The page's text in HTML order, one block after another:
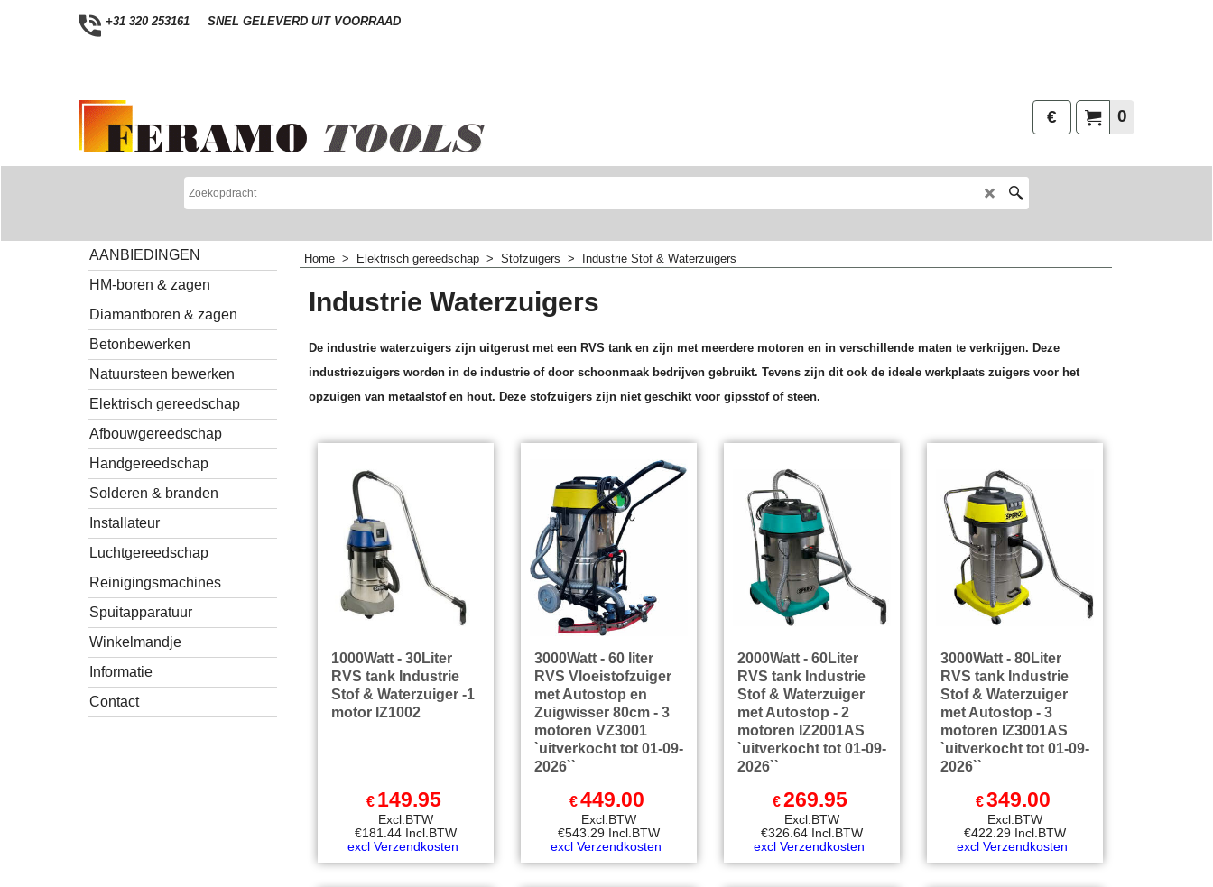
+31 320 253161 SNEL GELEVERD UIT VOORRAAD
0
€
AANBIEDINGEN
HM-boren & zagen
Diamantboren & zagen
Betonbewerken
Natuursteen bewerken
Elektrisch gereedschap
Afbouwgereedschap
Handgereedschap
Solderen & branden
Installateur
Luchtgereedschap
Reinigingsmachines
Spuitapparatuur
Winkelmandje
Informatie
Contact
Home > Elektrisch gereedschap > Stofzuigers > Industrie Stof & Waterzuigers
Industrie Waterzuigers
De industrie waterzuigers zijn uitgerust met een RVS tank en zijn met meerdere motoren en in verschillende maten te verkrijgen. Deze
industriezuigers worden in de industrie of door schoonmaak bedrijven gebruikt. Tevens zijn dit ook de ideale werkplaats zuigers voor het
opzuigen van metaalstof en hout. Deze stofzuigers zijn niet geschikt voor gipsstof of steen.
1000Watt - 30Liter
RVS tank Industrie
Stof & Waterzuiger -1
motor IZ1002
€ 149.95
Excl.BTW
€181.44 Incl.BTW
excl Verzendkosten
3000Watt - 60 liter
RVS Vloeistofzuiger
met Autostop en
Zuigwisser 80cm - 3
motoren VZ3001
`uitverkocht tot 01-09-
2026``
€449.00
Excl.BTW
€543.29 Incl.BTW
excl Verzendkosten
2000Watt - 60Liter
RVS tank Industrie
Stof & Waterzuiger
met Autostop - 2
motoren IZ2001AS
`uitverkocht tot 01-09-
2026``
€269.95
Excl.BTW
€326.64 Incl.BTW
excl Verzendkosten
3000Watt - 80Liter
RVS tank Industrie
Stof & Waterzuiger
met Autostop - 3
motoren IZ3001AS
`uitverkocht tot 01-09-
2026``
€349.00
Excl.BTW
€422.29 Incl.BTW
excl Verzendkosten